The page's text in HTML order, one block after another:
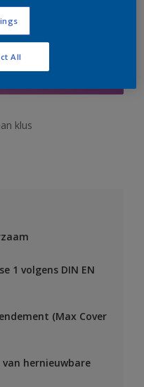
klus
1 volgens DIN EN
(Max Cover
hernieuwbare
All